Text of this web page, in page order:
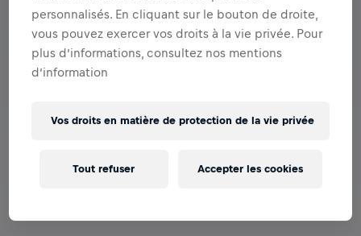
VOIR LES ÉQUIPES DANS L'APPLICATION
vôtre, explorez tout ce qui concerne les Équipes dans
personnalisés. En cliquant sur le bouton de droite,
vous pouvez exercer vos droits à la vie privée. Pour
plus d’informations, consultez nos mentions
d’information
Vos droits en matière de protection de la vie privée
Tout refuser Accepter les cookies